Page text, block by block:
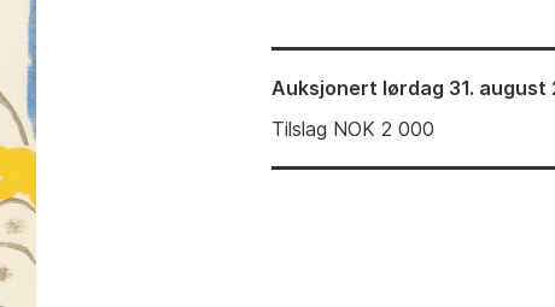
Auksjonert lørdag 31. august
Tilslag NOK2 000